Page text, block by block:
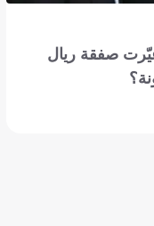
صفقة ريال